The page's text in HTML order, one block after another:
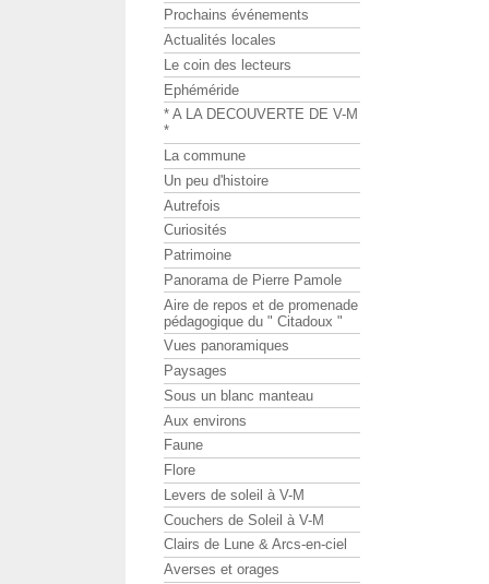
Prochains événements
Actualités locales
Le coin des lecteurs
Ephéméride
* A LA DECOUVERTE DE V-M
*
La commune
Un peu d'histoire
Autrefois
Curiosités
Patrimoine
Panorama de Pierre Pamole
Aire de repos et de promenade
pédagogique du " Citadoux "
Vues panoramiques
Paysages
Sous un blanc manteau
Aux environs
Faune
Flore
Levers de soleil à V-M
Couchers de Soleil à V-M
Clairs de Lune & Arcs-en-ciel
Averses et orages